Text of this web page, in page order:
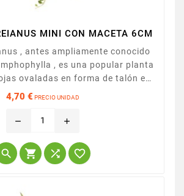
MINI CON MACETA 6CM
, antes ampliamente conocido
, es una popular planta
ovaladas en forma de talón en
axilas..Presentada en macera
4,70 € PRECIO UNIDAD
remove add
   